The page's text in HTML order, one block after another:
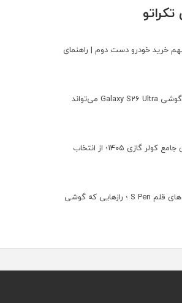
خرید خودرو دست دوم | راهنمای
چگونه گوشی Galaxy S26 Ultra می‌تواند
راهنمای جامع کولر گازی ۱۴۰۵؛ از انتخاب
قابلیت‌های قلم S Pen ؛ رازهایی که گوشی